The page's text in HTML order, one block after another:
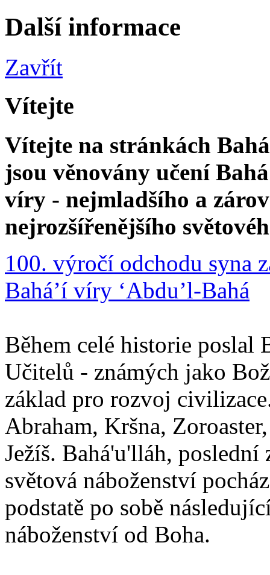
Další informace
Zavřít
Vítejte
Vítejte na stránkách
jsou věnovány učení
víry - nejmladšího a
nejrozšířenějšího
100. výročí odchodu syna
Bahá’í víry ‘Abdu’l-Bahá
Během celé historie poslal
Učitelů - známých jako
základ pro rozvoj
Abraham, Kršna,
Ježíš. Bahá'u'lláh,
světová náboženství
podstatě po sobě
náboženství od Boha.